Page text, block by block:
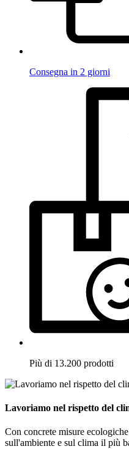
Consegna in 2 giorni
Più di 13.200 prodotti
Lavoriamo nel rispetto del
Con concrete misure
sull'ambiente e sul clima il più